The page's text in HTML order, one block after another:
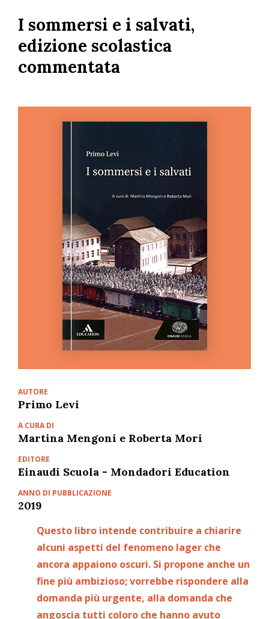
contenuto
principale
I sommersi e i salvati,
edizione scolastica
commentata
AUTORE
Primo Levi
A CURA DI
Martina Mengoni e Roberta Mori
EDITORE
Einaudi Scuola - Mondadori Education
ANNO DI PUBBLICAZIONE
2019
Questo libro intende contribuire a chiarire
alcuni aspetti del fenomeno lager che
ancora appaiono oscuri. Si propone anche un
fine più ambizioso; vorrebbe rispondere alla
domanda più urgente, alla domanda che
angoscia tutti coloro che hanno avuto